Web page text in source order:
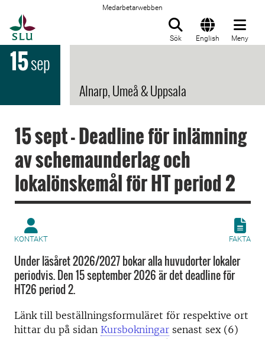
Medarbetarwebben
Sök English Meny
15sep
Alnarp, Umeå & Uppsala
15 sept - Deadline för inlämning
av schemaunderlag och
lokalönskemål för HT period 2
KONTAKT FAKTA
Under läsåret 2026/2027 bokar alla huvudorter lokaler
periodvis. Den 15 september 2026 är det deadline för
HT26 period 2.
Länk till beställningsformuläret för respektive ort
hittar du på sidan Kursbokningar senast sex (6)